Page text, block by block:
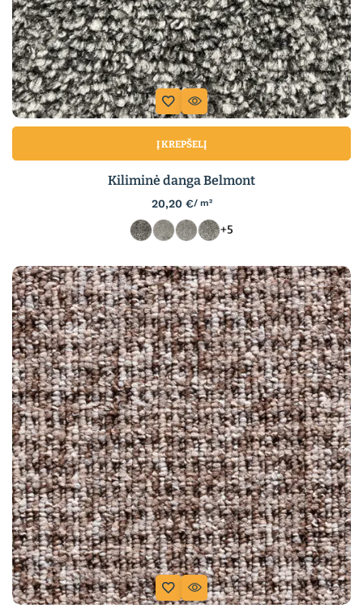
Į KREPŠELĮ
Kiliminė danga Belmont
20,20 €/ m²
+5